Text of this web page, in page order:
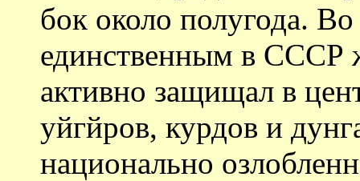
бок около полугода.
единственным в СССР
активно защищал в
уйгйров, курдов и
национально